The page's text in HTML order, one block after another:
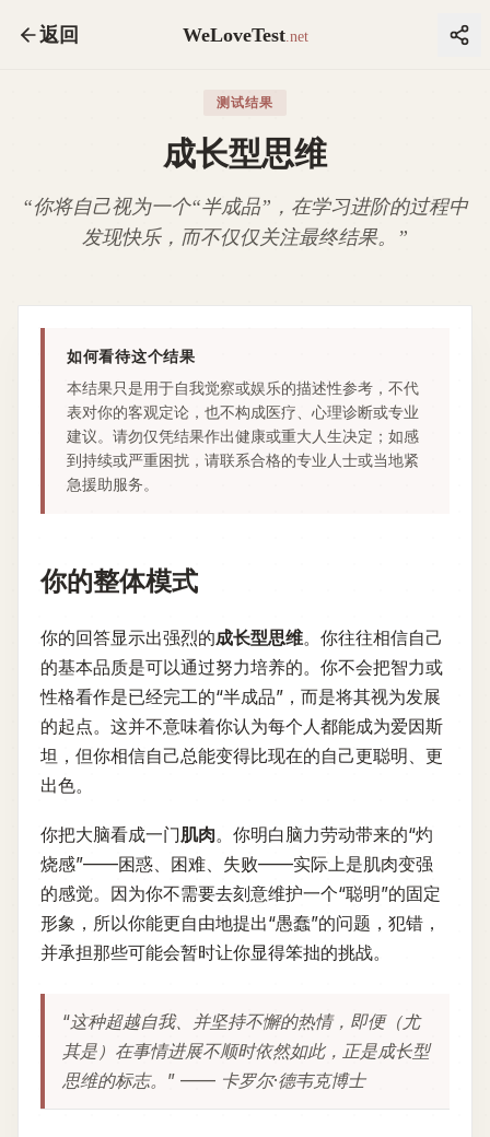
返回 WeLoveTest.net
测试结果
成长型思维
“你将自己视为一个“半成品”，在学习进阶的过程中
发现快乐，而不仅仅关注最终结果。 ”
如何看待这个结果
本结果只是用于自我觉察或娱乐的描述性参考，不代
表对你的客观定论，也不构成医疗、心理诊断或专业
建议。请勿仅凭结果作出健康或重大人生决定；如感
到持续或严重困扰，请联系合格的专业人士或当地紧
急援助服务。
你的整体模式
你的回答显示出强烈的成长型思维。你往往相信自己
的基本品质是可以通过努力培养的。你不会把智力或
性格看作是已经完工的“半成品”，而是将其视为发展
的起点。这并不意味着你认为每个人都能成为爱因斯
坦，但你相信自己总能变得比现在的自己更聪明、更
出色。
你把大脑看成一门肌肉。你明白脑力劳动带来的“灼
烧感”——困惑、困难、失败——实际上是肌肉变强
的感觉。因为你不需要去刻意维护一个“聪明”的固定
形象，所以你能更自由地提出“愚蠢”的问题，犯错，
并承担那些可能会暂时让你显得笨拙的挑战。
“这种超越自我、并坚持不懈的热情，即便（尤
其是）在事情进展不顺时依然如此，正是成长型
思维的标志。” —— 卡罗尔·德韦克博士